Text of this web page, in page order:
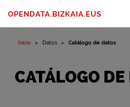
OPENDATA.BIZKAIA.EUS
Inicio Datos Catálogo de datos
CATÁLOGO DE